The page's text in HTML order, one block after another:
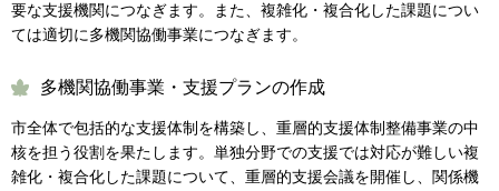
要な支援機関につなぎます。また、複雑化・複合化した課題につい
ては適切に多機関協働事業につなぎます。
多機関協働事業・支援プランの作成
市全体で包括的な支援体制を構築し、重層的支援体制整備事業の中
核を担う役割を果たします。単独分野での支援では対応が難しい複
雑化・複合化した課題について、重層的支援会議を開催し、関係機